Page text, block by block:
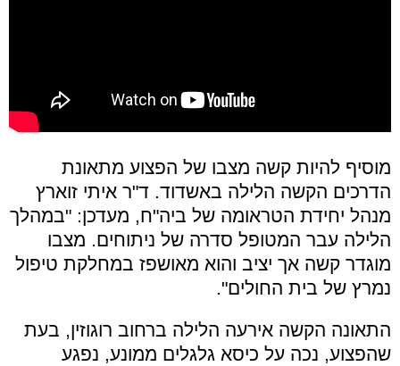
מוסיף להיות קשה מצבו של הפצוע מתאונת
הדרכים הקשה הלילה באשדוד. ד"ר איתי זוארץ
מנהל יחידת הטראומה של ביה"ח, מעדכן: "במהלך
הלילה עבר המטופל סדרה של ניתוחים. מצבו
מוגדר קשה אך יציב והוא מאושפז במחלקת טיפול
נמרץ של בית החולים".
התאונה הקשה אירעה הלילה ברחוב רוגוזין, בעת
שהפצוע, נכה על כיסא גלגלים ממונע, נפגע